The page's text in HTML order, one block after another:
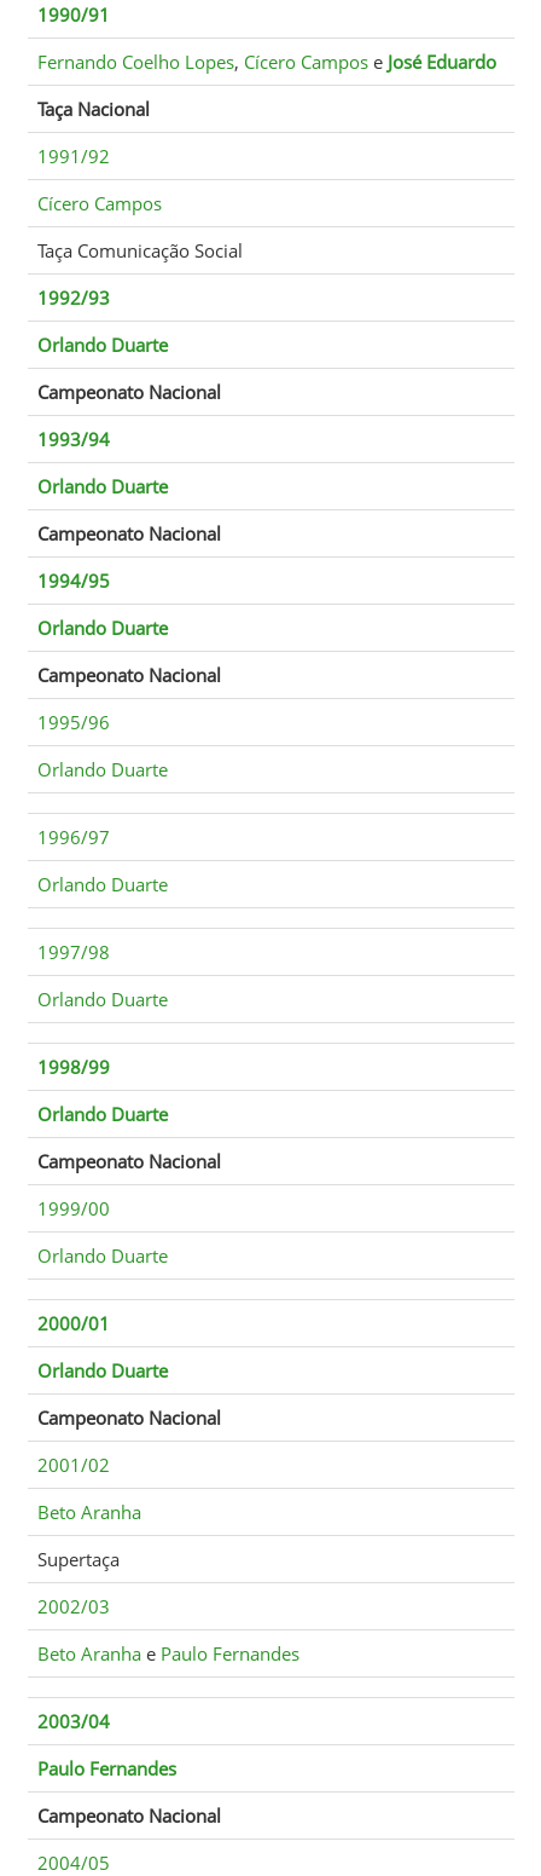
1990/91
Fernando Coelho Lopes, Cícero Campose José Eduardo
Taça Nacional
1991/92
Cícero Campos
Taça Comunicação Social
1992/93
Orlando Duarte
Campeonato Nacional
1993/94
Orlando Duarte
Campeonato Nacional
1994/95
Orlando Duarte
Campeonato Nacional
1995/96
Orlando Duarte
1996/97
Orlando Duarte
1997/98
Orlando Duarte
1998/99
Orlando Duarte
Campeonato Nacional
1999/00
Orlando Duarte
2000/01
Orlando Duarte
Campeonato Nacional
2001/02
Beto Aranha
Supertaça
2002/03
Beto Aranhae Paulo Fernandes
2003/04
Paulo Fernandes
Campeonato Nacional
2004/05